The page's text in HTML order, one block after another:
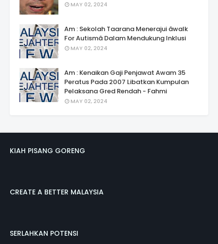
MAY 02, 2024
Am : Sekolah Taarana Menerajui âwalk
For Autismâ Dalam Mendukung Inklusi
MAY 02, 2024
Am : Kenaikan Gaji Penjawat Awam 35
Peratus Pada 2007 Libatkan Kumpulan
Pelaksana Gred Rendah - Fahmi
MAY 02, 2024
KIAH PISANG GORENG
CREATE A BETTER MALAYSIA
SERLAHKAN POTENSI